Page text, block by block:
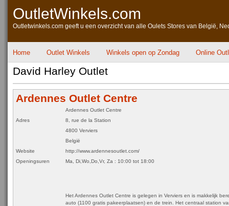
OutletWinkels.com
Outletwinkels.com geeft u een overzicht van alle Oulets Stores van België,
Home Outlet Winkels Winkels open op Zondag Online
David Harley Outlet
Ardennes Outlet Centre
Ardennes Outlet Centre
Adres
8, rue de la Station
4800 Verviers
België
Website
http://www.ardennesoutlet.com/
Openingsuren
Ma, Di,Wo,Do,Vr, Za : 10:00 tot 18:00
Het Ardennes Outlet Centre is gelegen in Verviers en is makkelijk
auto (1100 gratis pakeerplaatsen) en de trein. Het centraal station